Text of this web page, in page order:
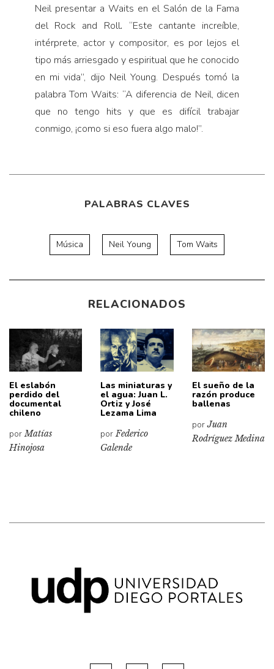
Neil presentar a Waits en el Salón de la Fama
del Rock and Roll. “Este cantante increíble,
intérprete, actor y compositor, es por lejos el
tipo más arriesgado y espiritual que he conocido
en mi vida”, dijo Neil Young. Después tomó la
palabra Tom Waits: “A diferencia de Neil, dicen
que no tengo hits y que es difícil trabajar
conmigo, ¡como si eso fuera algo malo!”.
PALABRAS CLAVES
Música Neil Young Tom Waits
RELACIONADOS
El eslabón
perdido del
documental
chileno
porMatías
Hinojosa
Las miniaturas y
el agua: Juan L.
Ortiz y José
Lezama Lima
porFederico
Galende
El sueño de la
razón produce
ballenas
porJuan
Rodríguez Medina